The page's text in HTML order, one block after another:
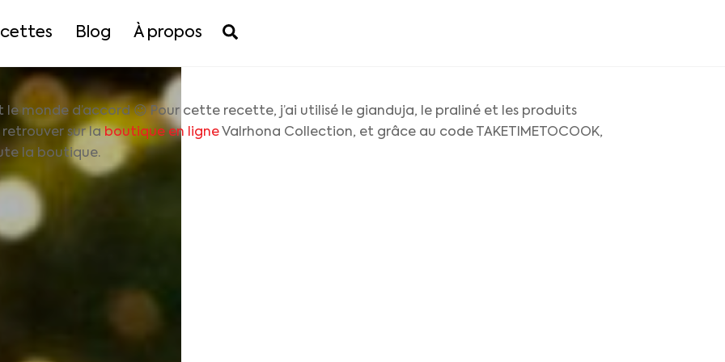
Blog À propos
monde d’accord 😉 Pour cette recette, j’ai utilisé le gianduja, le praliné et les produits
retrouver sur laboutique en ligneValrhona Collection, et grâce au code TAKETIMETOCOOK,
la boutique.